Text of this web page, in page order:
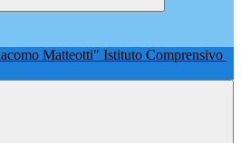
Istituto Comprensivo